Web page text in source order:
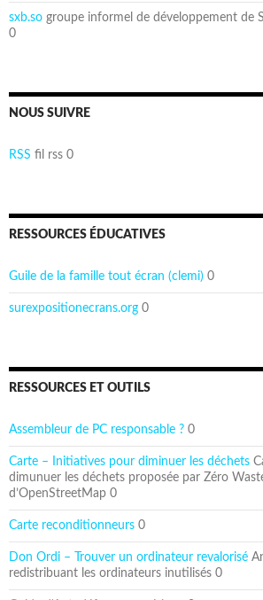
sxb.so groupe informel de développement de
0
NOUS SUIVRE
RSS fil rss 0
RESSOURCES ÉDUCATIVES
Guile de la famille tout écran (clemi) 0
surexpositionecrans.org 0
RESSOURCES ET OUTILS
Assembleur de PC responsable ? 0
Carte – Initiatives pour diminuer les déchets
dimunuer les déchets proposée par Zéro
d’OpenStreetMap 0
Carte reconditionneurs 0
Don Ordi – Trouver un ordinateur revalorisé
redistribuant les ordinateurs inutilisés 0